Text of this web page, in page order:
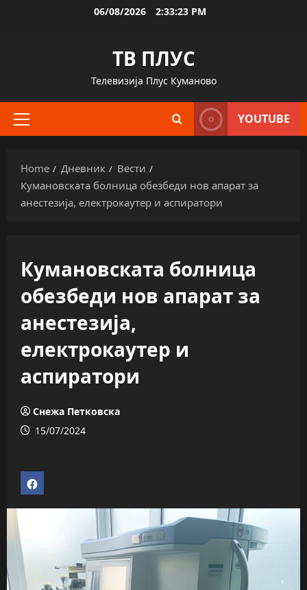
06/08/2026 2:33:24 PM
ТВ ПЛУС
Телевизија Плус Куманово
Primary
YOUTUBE
Home Дневник
Вести
Кумановската болница обезбеди нов апарат за
анестезија, електрокаутер и аспиратори
Кумановската болница
обезбеди нов апарат за
анестезија,
електрокаутер и
аспиратори
Снежа Петковска
15/07/2024